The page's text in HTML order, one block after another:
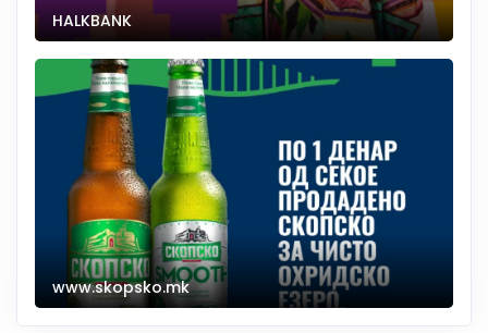
HALKBANK
www.skopsko.mk